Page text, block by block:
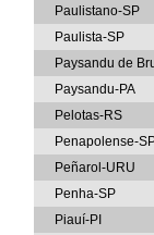
Paulistano-SP
Paulista-SP
Paysandu de
Paysandu-PA
Pelotas-RS
Penapolense-
Peñarol-URU
Penha-SP
Piauí-PI